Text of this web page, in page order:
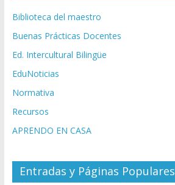
Biblioteca del maestro
Buenas Prácticas Docentes
Ed. Intercultural Bilingüe
EduNoticias
Normativa
Recursos
APRENDO EN CASA
Entradas y Páginas Populares